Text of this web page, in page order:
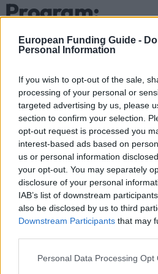
European Funding Guide -
Personal Information
If you wish to opt-out of the sale,
processing of your personal or
targeted advertising by us, please
section to confirm your selection.
opt-out request is processed you
interest-based ads based on
us or personal information
your opt-out. You may separately
disclosure of your personal
IAB’s list of downstream
also be disclosed by us to third
Downstream Participants that may
Please note that this website/app
Personal Data Processing Opt
Program:
NEXT DEADLINE
31.03.
Apply
Quick
factsINSTITUTION
Ministry of Education
Taiwan Scholarship